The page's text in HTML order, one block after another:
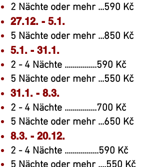
2 Nächte oder mehr ...590 Kč
27.12. - 5.1.
5 Nächte oder mehr ...850 Kč
5.1. - 31.1.
2 - 4 Nächte ................590 Kč
5 Nächte oder mehr ...550 Kč
31.1. - 8.3.
2 - 4 Nächte ................700 Kč
5 Nächte oder mehr ...650 Kč
8.3. - 20.12.
2 - 4 Nächte .................590 Kč